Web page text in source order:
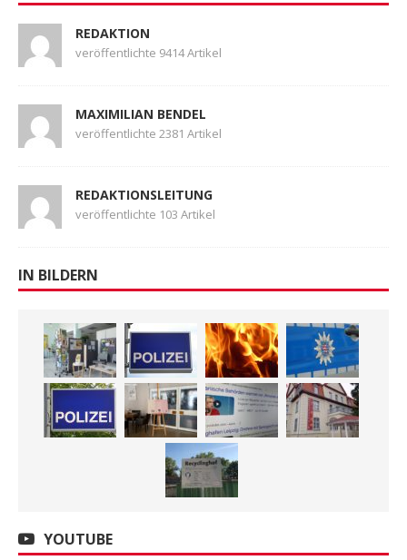
REDAKTION
veröffentlichte 9414 Artikel
MAXIMILIAN BENDEL
veröffentlichte 2381 Artikel
REDAKTIONSLEITUNG
veröffentlichte 103 Artikel
IN BILDERN
YOUTUBE